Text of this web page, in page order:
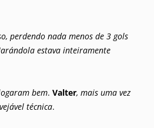
perdendo nada menos de 3 gols
estava inteiramente
bem. Valter, mais uma vez
técnica.